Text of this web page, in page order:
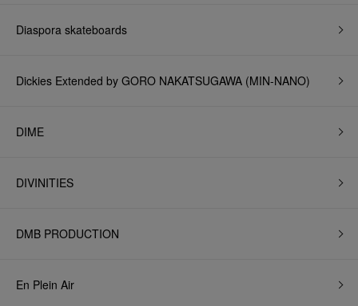
Diaspora skateboards
Dickies Extended by GORO NAKATSUGAWA (MIN-NANO)
DIME
DIVINITIES
DMB PRODUCTION
En Plein Air